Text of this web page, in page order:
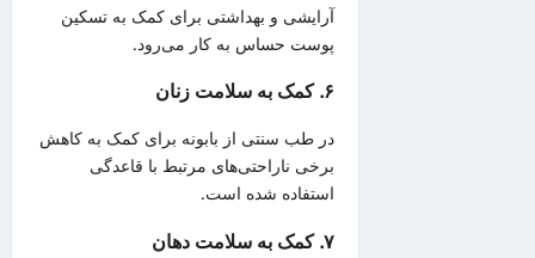
آرایشی و بهداشتی برای کمک به تسکین
پوست حساس به کار می‌رود.
۶. کمک به سلامت زنان
در طب سنتی از بابونه برای کمک به کاهش
برخی ناراحتی‌های مرتبط با قاعدگی
استفاده شده است.
۷. کمک به سلامت دهان